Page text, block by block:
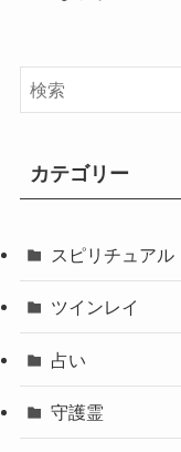
カテゴリー
スピリチュアル
ツインレイ
占い
守護霊